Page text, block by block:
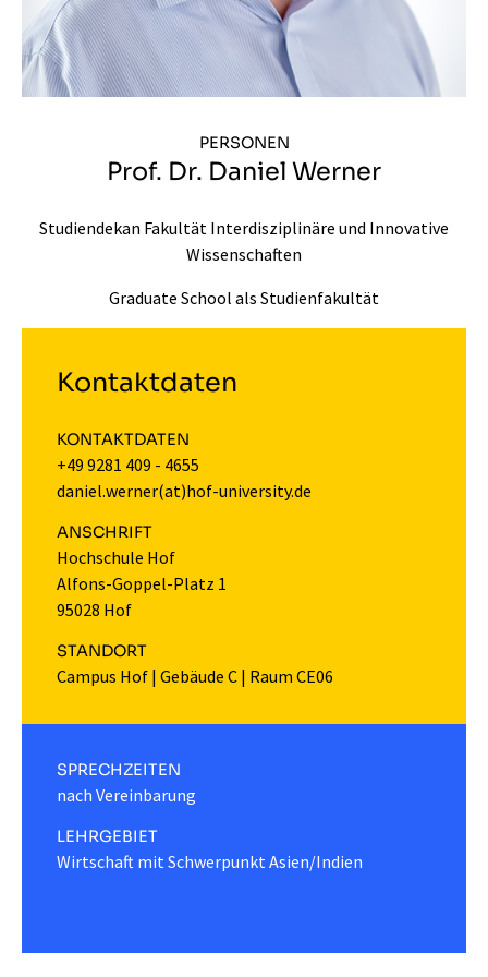
PERSONEN
Prof. Dr. Daniel Werner
Studiendekan Fakultät Interdisziplinäre und Innovative
Wissenschaften
Graduate School als Studienfakultät
Kontaktdaten
KONTAKTDATEN
+49 9281 409 - 4655
daniel.werner(at)hof-university.de
ANSCHRIFT
Hochschule Hof
Alfons-Goppel-Platz 1
95028 Hof
STANDORT
Campus Hof | Gebäude C | Raum CE06
SPRECHZEITEN
nach Vereinbarung
LEHRGEBIET
Wirtschaft mit Schwerpunkt Asien/Indien